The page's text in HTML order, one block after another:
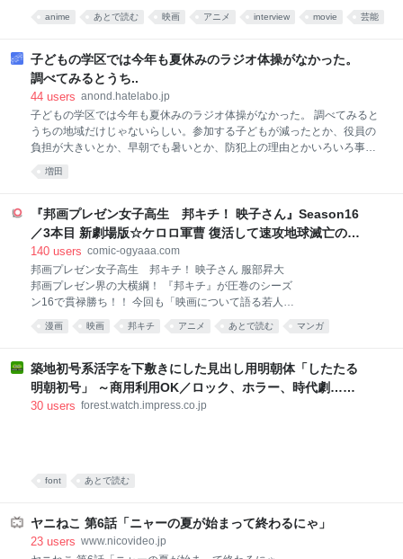
うさぎ役の小澤亜李、島二郎役の最上嗣生、セイレー
ン役の鈴木みのりのロングインタビューが解禁。最
【画像】こわっ!「サパー」する島二郎を赤い目で見つ
めるセイレーン 映画で重要なキャラクターである島二
郎役の最上はアクションシーンについて「セイレーン
面白いだろうなと思って演じました。水中でぶくぶく
言いながら戦うシーンは、普段なら水中のシーンは口
を触ったりしますが、今回はもっと島二郎っぽいのが
いいのかなと思って、家で練習したりしました。いろ
あるので、その分気合も入
anime あとで読む 映画 アニメ interview movie 芸能
子どもの学区では今年も夏休みのラジオ体操がなかった。
調べてみるとうち..
44 users anond.hatelabo.jp
子どもの学区では今年も夏休みのラジオ体操がなかった。 調べてみると
うちの地域だけじゃないらしい。参加する子どもが減ったとか、役員の
負担が大きいとか、早朝でも暑いとか、防犯上の理由とかいろいろ事情
はあるんだろう。 合理的な理由ばかりだと思う。 でも、少し寂しい。
ラジオ体操って子どもの運動としてはそこまで大したことはない。それ
終わったらスタンプを押してもらう、無料で参加できる夏休みのイベン
トだった。 最近は「体験格差」という言葉をよく聞く。なんとなく旅行
やガチの習い事みたいな大きな話を思い浮かべがちだけど、本当はラジ
じゃないかと思う。 うちも共働きだし、昔と同じように続けるのが難し
いのは理解できる。でも、子どもがお金をかけずに地域とつながる機会
は少しずつ減っている気
増田
『邦画プレゼン女子高生 邦キチ！ 映子さん』Season16
／3本目 新劇場版☆ケロロ軍曹 復活して速攻地球滅亡の危
機であります！ - 服部昇大 | COMIC OGYAAA!!
140 users comic-ogyaaa.com
邦画プレゼン女子高生 邦キチ！ 映子さん 服部昇大
邦画プレゼン界の大横綱！ 『邦キチ』が圧巻のシーズ
ン16で貫禄勝ち！！ 今回も「映画について語る若人の
部」を舞台に、比類なき邦画中毒女子高生・邦キチ
が、まずまずの洋画好きな部長・洋一を相手に絶妙な
プレゼン！！プレゼン！！！ その視点、その愛情、そ
の圧力ーー。全てにおいてシーズン15を凌駕ッ！！ 銀
河系初の邦画プレゼン漫画、…今回もがっぷり四つで
P.N. ホウキチ）※質問を漫画で紹介する際は、質問内
漫画 映画 邦キチ アニメ あとで読む マンガ
築地初号系活字を下敷きにした見出し用明朝体「したたる
明朝初号」 ～商用利用OK／ロック、ホラー、時代劇……
端正な明朝では物足りない“強い言葉”のために
30 users forest.watch.impress.co.jp
font あとで読む
ヤニねこ 第6話「ニャーの夏が始まって終わるにゃ」
23 users www.nicovideo.jp